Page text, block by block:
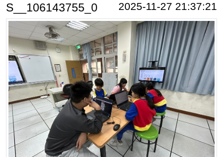
S__106143755_0 2025-11-27 21:37:21